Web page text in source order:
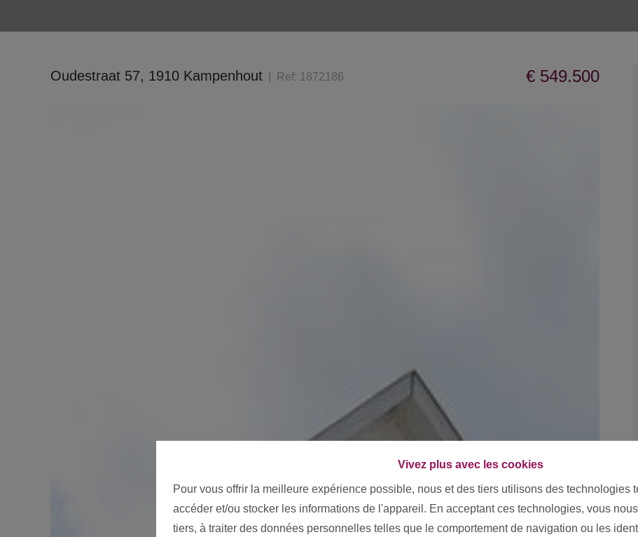
Vivez plus avec les cookies
Pour vous offrir la meilleure expérience possible, nous et des tiers utilisons des technologies
accéder et/ou stocker les informations de l'appareil. En acceptant ces technologies, vous
tiers, à traiter des données personnelles telles que le comportement de navigation ou les
Oudestraat 57, 1910 Kampenhout Ref: 1872186 € 549.500